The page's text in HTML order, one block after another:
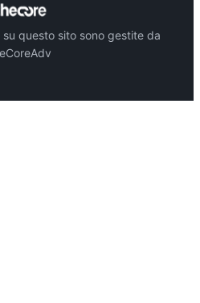
questo sito sono gestite da